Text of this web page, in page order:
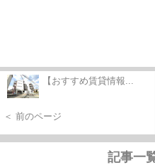
【おすすめ賃貸情報...
＜ 前のページ
記事一